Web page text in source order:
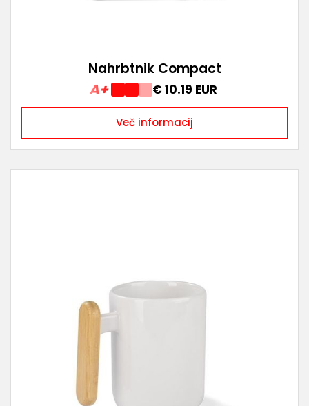
Nahrbtnik Compact
A+ € 10.19 EUR
Več informacij